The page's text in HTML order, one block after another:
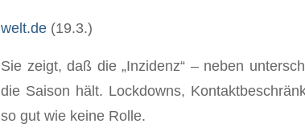
welt.de (19.3.)
Sie zeigt, daß die „Inzidenz“ – neben
die Saison hält. Lockdowns,
so gut wie keine Rolle.